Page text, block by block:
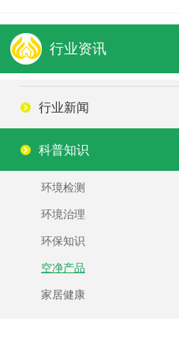
行业资讯
行业新闻
科普知识
环境检测
环境治理
环保知识
空净产品
家居健康